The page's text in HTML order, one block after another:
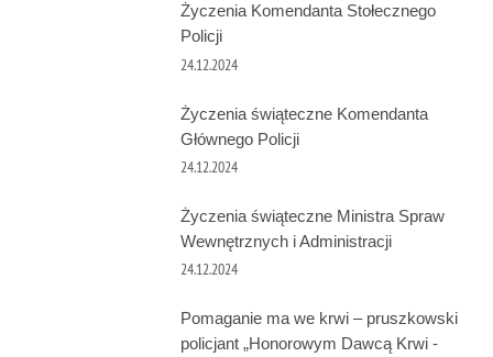
Życzenia Komendanta Stołecznego
Policji
24.12.2024
Życzenia świąteczne Komendanta
Głównego Policji
24.12.2024
Życzenia świąteczne Ministra Spraw
Wewnętrznych i Administracji
24.12.2024
Pomaganie ma we krwi – pruszkowski
policjant „Honorowym Dawcą Krwi -